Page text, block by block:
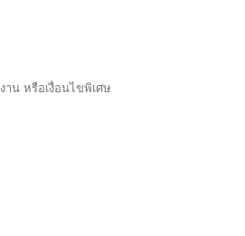
น หรือเงื่อนไขพิเศษ